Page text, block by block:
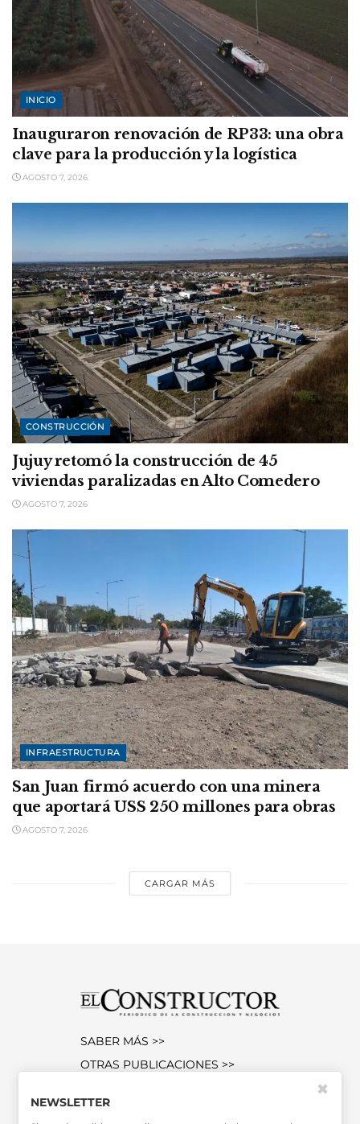
INICIO
Inauguraron renovación de RP33: una obra
clave para la producción y la logística
AGOSTO 7, 2026
CONSTRUCCIÓN
Jujuy retomó la construcción de 45
viviendas paralizadas en Alto Comedero
AGOSTO 7, 2026
INFRAESTRUCTURA
San Juan firmó acuerdo con una minera
que aportará USS 250 millones para obras
AGOSTO 7, 2026
CARGAR MÁS
SABER MÁS >>
OTRAS PUBLICACIONES >>
NEWSLETTER
✖